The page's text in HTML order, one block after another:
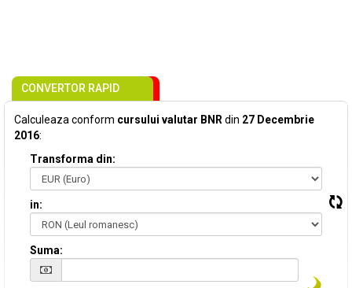
CONVERTOR RAPID
Calculeaza conform cursului valutar BNR din 27 Decembrie
2016:
Transforma din:
in:
Suma: